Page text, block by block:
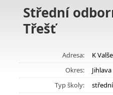
Střední
Třešť
Adresa:
K
Okres:
Jihlava
Typ školy: